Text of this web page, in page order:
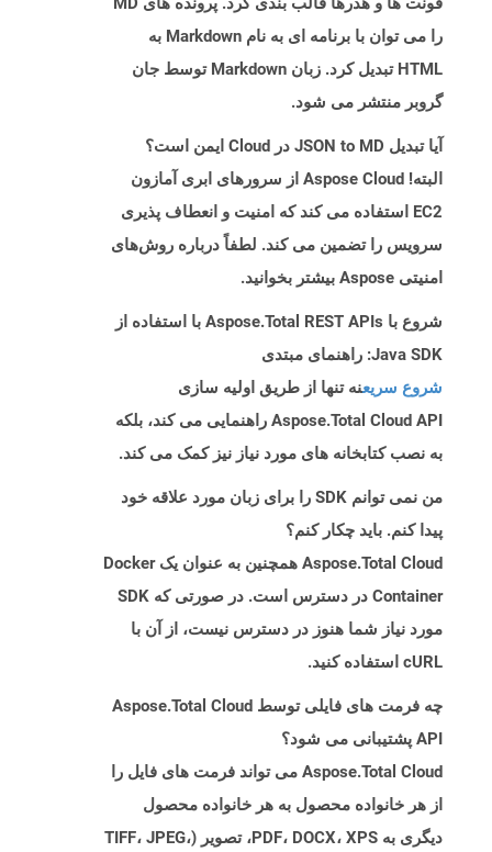
را می توان با برنامه ای به نام Markdown به
HTML تبدیل کرد. زبان Markdown توسط جان
گروبر منتشر می شود.
آیا تبدیل JSON to MD در Cloud ایمن است؟
البته! Aspose Cloud از سرورهای ابری آمازون
EC2 استفاده می کند که امنیت و انعطاف پذیری
سرویس را تضمین می کند. لطفاً درباره روش‌های
امنیتی Aspose بیشتر بخوانید.
شروع با Aspose.Total REST APIs با استفاده از
Java SDK: راهنمای مبتدی
شروع سریعنه تنها از طریق اولیه سازی
Aspose.Total Cloud API راهنمایی می کند، بلکه
به نصب کتابخانه های مورد نیاز نیز کمک می کند.
من نمی توانم SDK را برای زبان مورد علاقه خود
پیدا کنم. باید چکار کنم؟
Aspose.Total Cloud همچنین به عنوان یک Docker
Container در دسترس است. در صورتی که SDK
مورد نیاز شما هنوز در دسترس نیست، از آن با
cURL استفاده کنید.
چه فرمت های فایلی توسط Aspose.Total Cloud
API پشتیبانی می شود؟
Aspose.Total Cloud می تواند فرمت های فایل را
از هر خانواده محصول به هر خانواده محصول
دیگری به PDF، DOCX، XPS، تصویر (TIFF، JPEG،